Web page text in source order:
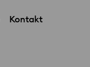
Kontakt
Team